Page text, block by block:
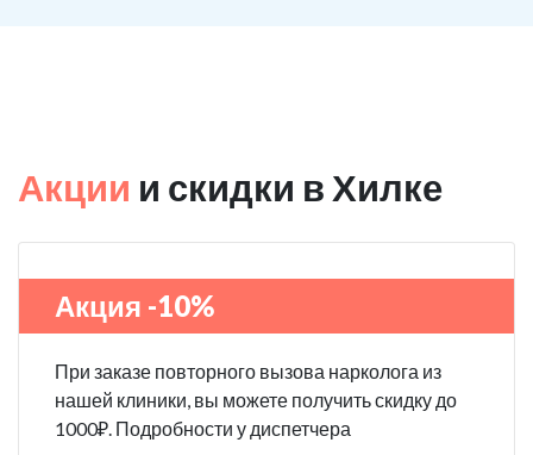
Акции и скидки в Хилке
Акция -10%
При заказе повторного вызова нарколога из
нашей клиники, вы можете получить скидку до
1000₽. Подробности у диспетчера